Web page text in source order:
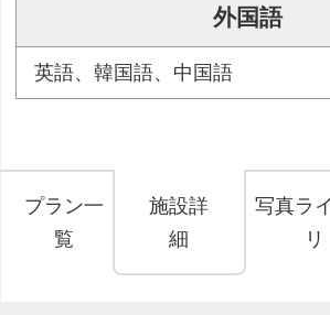
外国語
英語、韓国語、中国語
プラン一
覧
施設詳
細
写真ラ
リ